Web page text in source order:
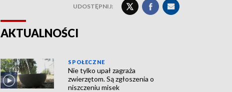
UDOSTĘPNIJ:
AKTUALNOŚCI
SPOŁECZNE
Nie tylko upał zagraża
zwierzętom. Są zgłoszenia o
niszczeniu misek